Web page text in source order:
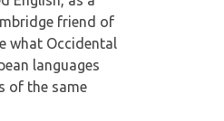
friend of
what Occidental
languages
of the same